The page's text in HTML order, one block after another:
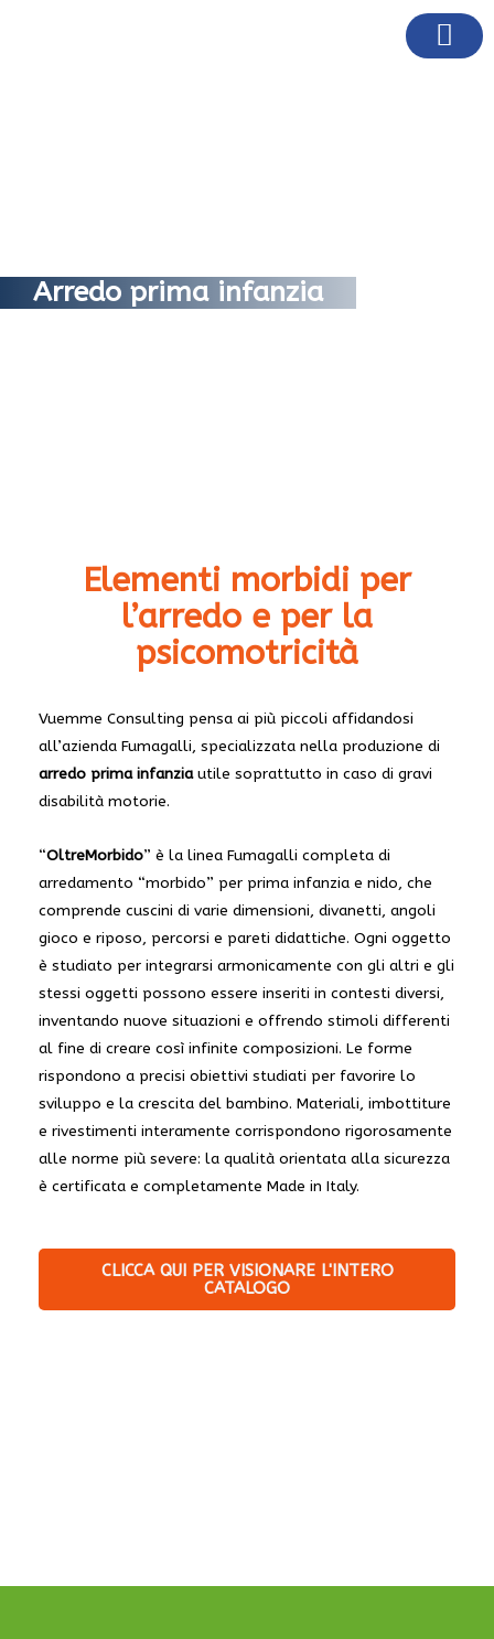
Arredo prima infanzia
Elementi morbidi per
l’arredo e per la
psicomotricità
Vuemme Consulting pensa ai più piccoli affidandosi
all’azienda Fumagalli, specializzata nella produzione di
arredo prima infanziautile soprattutto in caso di gravi
disabilità motorie.
“OltreMorbido” è la linea Fumagalli completa di
arredamento “morbido” per prima infanzia e nido, che
comprende cuscini di varie dimensioni, divanetti, angoli
gioco e riposo, percorsi e pareti didattiche. Ogni oggetto
è studiato per integrarsi armonicamente con gli altri e gli
stessi oggetti possono essere inseriti in contesti diversi,
inventando nuove situazioni e offrendo stimoli differenti
al fine di creare così infinite composizioni. Le forme
rispondono a precisi obiettivi studiati per favorire lo
sviluppo e la crescita del bambino. Materiali, imbottiture
e rivestimenti interamente corrispondono rigorosamente
alle norme più severe: la qualità orientata alla sicurezza
è certificata e completamente Made in Italy.
CLICCA QUI PER VISIONARE L'INTERO
CATALOGO